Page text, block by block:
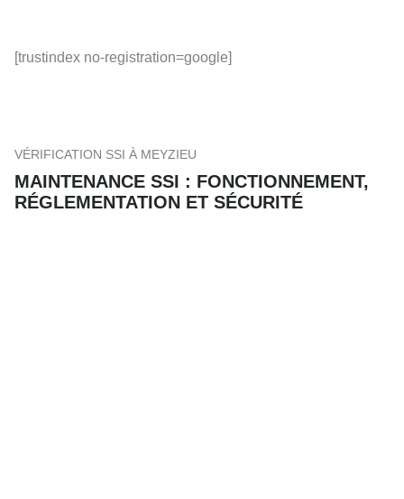
[trustindex no-registration=google]
VÉRIFICATION SSI À MEYZIEU
MAINTENANCE SSI : FONCTIONNEMENT,
RÉGLEMENTATION ET SÉCURITÉ